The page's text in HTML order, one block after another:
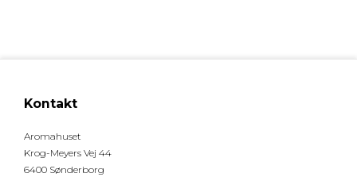
Kontakt
Aromahuset
Krog-Meyers Vej 44
6400 Sønderborg